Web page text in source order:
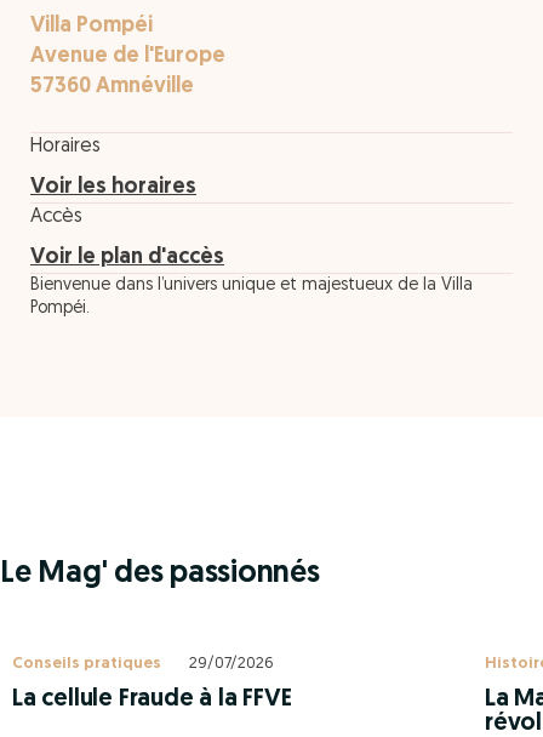
Villa Pompéi
Avenue de l'Europe
57360 Amnéville
Horaires
Voir les horaires
Accès
Voir le plan d'accès
Bienvenue dans l’univers unique et majestueux de la Villa
Pompéi.
Le Mag' des passionnés
Conseils pratiques 29/07/2026
La cellule Fraude à la FFVE
La